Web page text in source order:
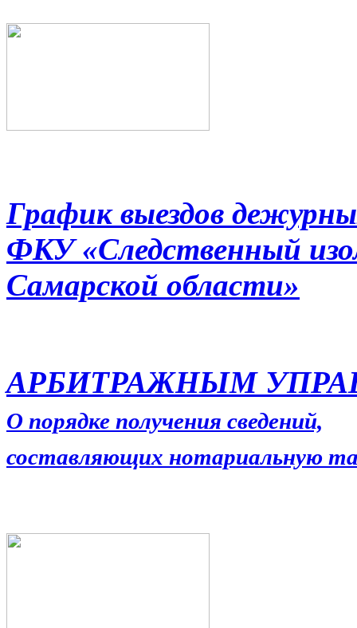
График выездов
ФКУ «Следственный
Самарской области»
АРБИТРАЖНЫМ
О порядке получения сведений,
составляющих нотариальную